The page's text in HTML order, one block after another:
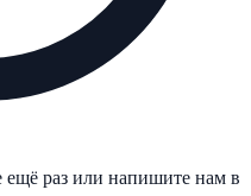
раз или напишите нам в